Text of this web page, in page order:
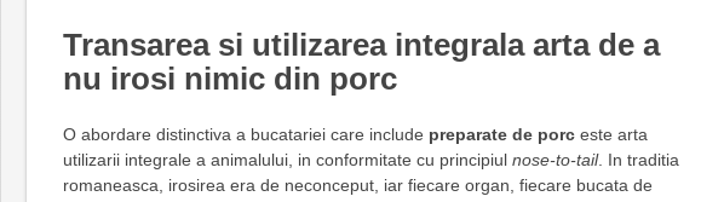
Transarea si utilizarea integrala arta de a
nu irosi nimic din porc
O abordare distinctiva a bucatariei care include preparate de porceste arta
utilizarii integrale a animalului, in conformitate cu principiul nose-to-tail. In traditia
romaneasca, irosirea era de neconceput, iar fiecare organ, fiecare bucata de